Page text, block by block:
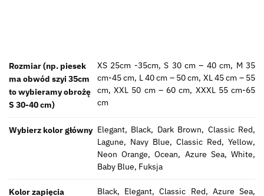
Rozmiar (np. piesek
ma obwód szyi 35cm
to wybieramy obrożę
S 30-40 cm)
XS 25cm -35cm, S 30 cm – 40 cm, M 35
cm-45 cm, L 40 cm – 50 cm, XL 45 cm – 55
cm, XXL 50 cm – 60 cm, XXXL 55 cm-65
cm
Wybierz kolor główny Elegant, Black, Dark Brown, Classic Red,
Lagune, Navy Blue, Classic Red, Yellow,
Neon Orange, Ocean, Azure Sea, White,
Baby Blue, Fuksja
Kolor zapięcia
Black, Elegant, Classic Red, Azure Sea,